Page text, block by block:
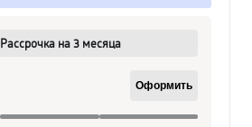
Рассрочка на 3 месяца
Оформить